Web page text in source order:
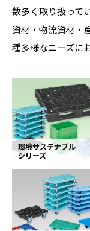
数多く取り扱って
資材・物流資材・
種多様なニーズに
環境サステナブル
シリーズ